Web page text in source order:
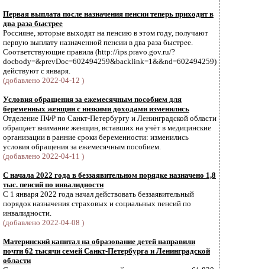
Первая выплата после назначения пенсии теперь приходит в
два раза быстрее
Россияне, которые выходят на пенсию в этом году, получают
первую выплату назначенной пенсии в два раза быстрее.
Соответствующие правила (http://ips.pravo.gov.ru/?
docbody=&prevDoc=602494259&backlink=1&&nd=602494259)
действуют с января.
(добавлено 2022-04-12 )
Условия обращения за ежемесячным пособием для
беременных женщин с низкими доходами изменились
Отделение ПФР по Санкт-Петербургу и Ленинградской области
обращает внимание женщин, вставших на учёт в медицинские
организации в ранние сроки беременности: изменились
условия обращения за ежемесячным пособием.
(добавлено 2022-04-11 )
С начала 2022 года в беззаявительном порядке назначено 1,8
тыс. пенсий по инвалидности
С 1 января 2022 года начал действовать беззаявительный
порядок назначения страховых и социальных пенсий по
инвалидности.
(добавлено 2022-04-08 )
Материнский капитал на образование детей направили
почти 62 тысячи семей Санкт-Петербурга и Ленинградской
области